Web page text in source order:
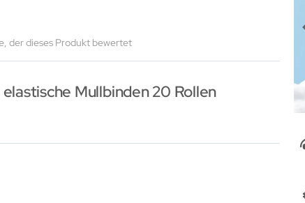
der dieses Produkt bewertet
Mullbinden 20 Rollen